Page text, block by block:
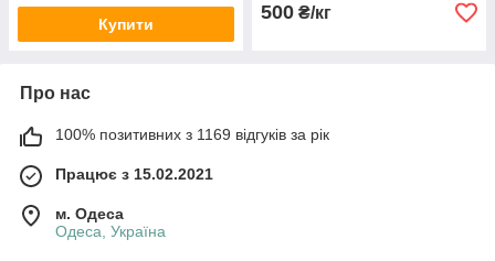
Купити
500 ₴/кг
Про нас
100% позитивних з 1169 відгуків за рік
Працює з 15.02.2021
м. Одеса
Одеса, Україна